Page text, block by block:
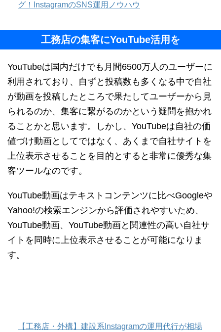
グ！InstagramのSNS運用ノウハウ
工務店の集客にYouTube活用を
YouTubeは国内だけでも月間6500万人のユーザーに
利用されており、自ずと投稿数も多くなる中で自社
が動画を投稿したところで果たしてユーザーから見
られるのか、集客に繋がるのかという疑問を抱かれ
ることかと思います。しかし、YouTubeは自社の価
値づけ動画としてではなく、あくまで自社サイトを
上位表示させることを目的とすると非常に優秀な集
客ツールなのです。
YouTube動画はテキストコンテンツに比べGoogleや
Yahoo!の検索エンジンから評価されやすいため、
YouTube動画、YouTube動画と関連性の高い自社サ
イトを同時に上位表示させることが可能になりま
す。
【工務店・外構】建設系Instagramの運用代行が相場